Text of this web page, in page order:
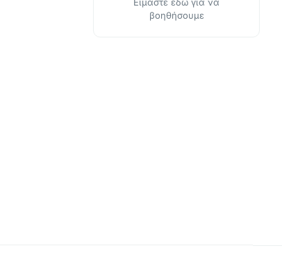
βοηθήσουμε